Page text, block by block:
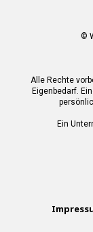
©
Alle Rechte
Eigenbedarf.
Ein